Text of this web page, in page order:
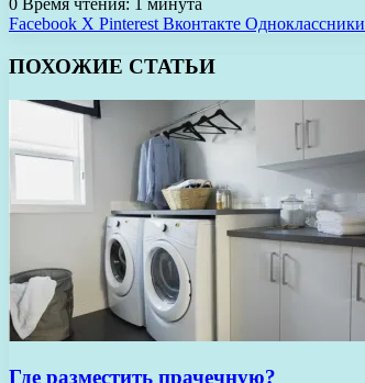
0 Время чтения: 1 минута
Facebook X Pinterest Вконтакте Одноклассники
ПОХОЖИЕ СТАТЬИ
Где разместить прачечную?